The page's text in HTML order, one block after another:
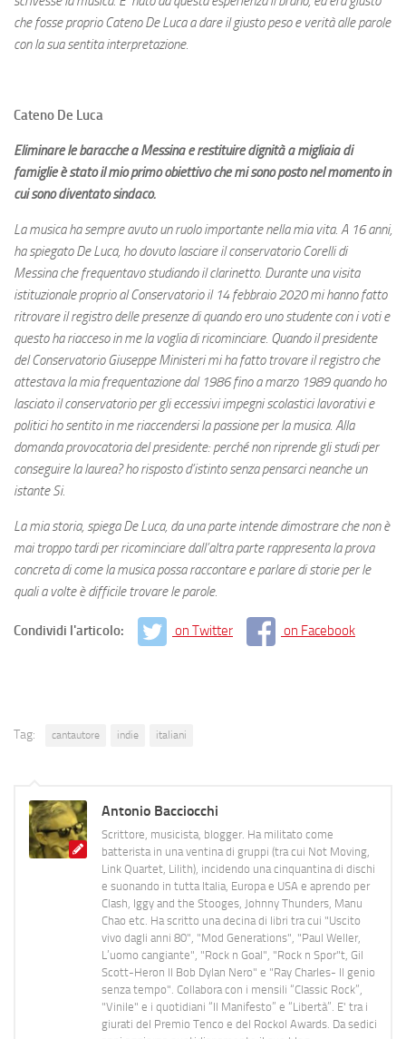
che fosse proprio Cateno De Luca a dare il giusto peso e verità alle parole
con la sua sentita interpretazione.
Cateno De Luca
Eliminare le baracche a Messina e restituire dignità a migliaia di
famiglie è stato il mio primo obiettivo che mi sono posto nel momento in
cui sono diventato sindaco.
La musica ha sempre avuto un ruolo importante nella mia vita. A 16 anni,
ha spiegato De Luca, ho dovuto lasciare il conservatorio Corelli di
Messina che frequentavo studiando il clarinetto. Durante una visita
istituzionale proprio al Conservatorio il 14 febbraio 2020 mi hanno fatto
ritrovare il registro delle presenze di quando ero uno studente con i voti e
questo ha riacceso in me la voglia di ricominciare. Quando il presidente
del Conservatorio Giuseppe Ministeri miha fatto trovare il registro che
attestava la mia frequentazione dal 1986 fino a marzo 1989 quando ho
lasciato il conservatorio per gli eccessivi impegni scolastici lavorativi e
politici ho sentito in me riaccendersi la passione per la musica. Alla
domanda provocatoria del presidente: perché non riprende gli studi per
conseguire la laurea? ho risposto d’istinto senza pensarci neanche un
istante Si.
La mia storia, spiega De Luca, da una parte intende dimostrare che non è
mai troppo tardi per ricominciare dall’altra parte rappresenta la prova
concreta di come la musica possa raccontare e parlare di storie per le
quali a volte è difficile trovare le parole.
Condividi l'articolo: on Twitter on Facebook
Tag: cantautore indie italiani
Antonio Bacciocchi
Scrittore, musicista, blogger. Ha militato come
batterista in una ventina di gruppi (tra cui Not Moving,
Link Quartet, Lilith), incidendo una cinquantina di dischi
e suonando in tutta Italia, Europa e USA e aprendo per
Clash, Iggy and the Stooges, Johnny Thunders, Manu
Chao etc. Ha scritto una decina di libri tra cui "Uscito
vivo dagli anni 80", "Mod Generations", "Paul Weller,
L’uomo cangiante", "Rock n Goal", "Rock n Spor"t, Gil
Scott-Heron Il Bob Dylan Nero" e "Ray Charles- Il genio
senza tempo". Collabora con i mensili “Classic Rock”,
"Vinile" e i quotidiani “Il Manifesto” e “Libertà”. E' tra i
giurati del Premio Tenco e del Rockol Awards. Da sedici